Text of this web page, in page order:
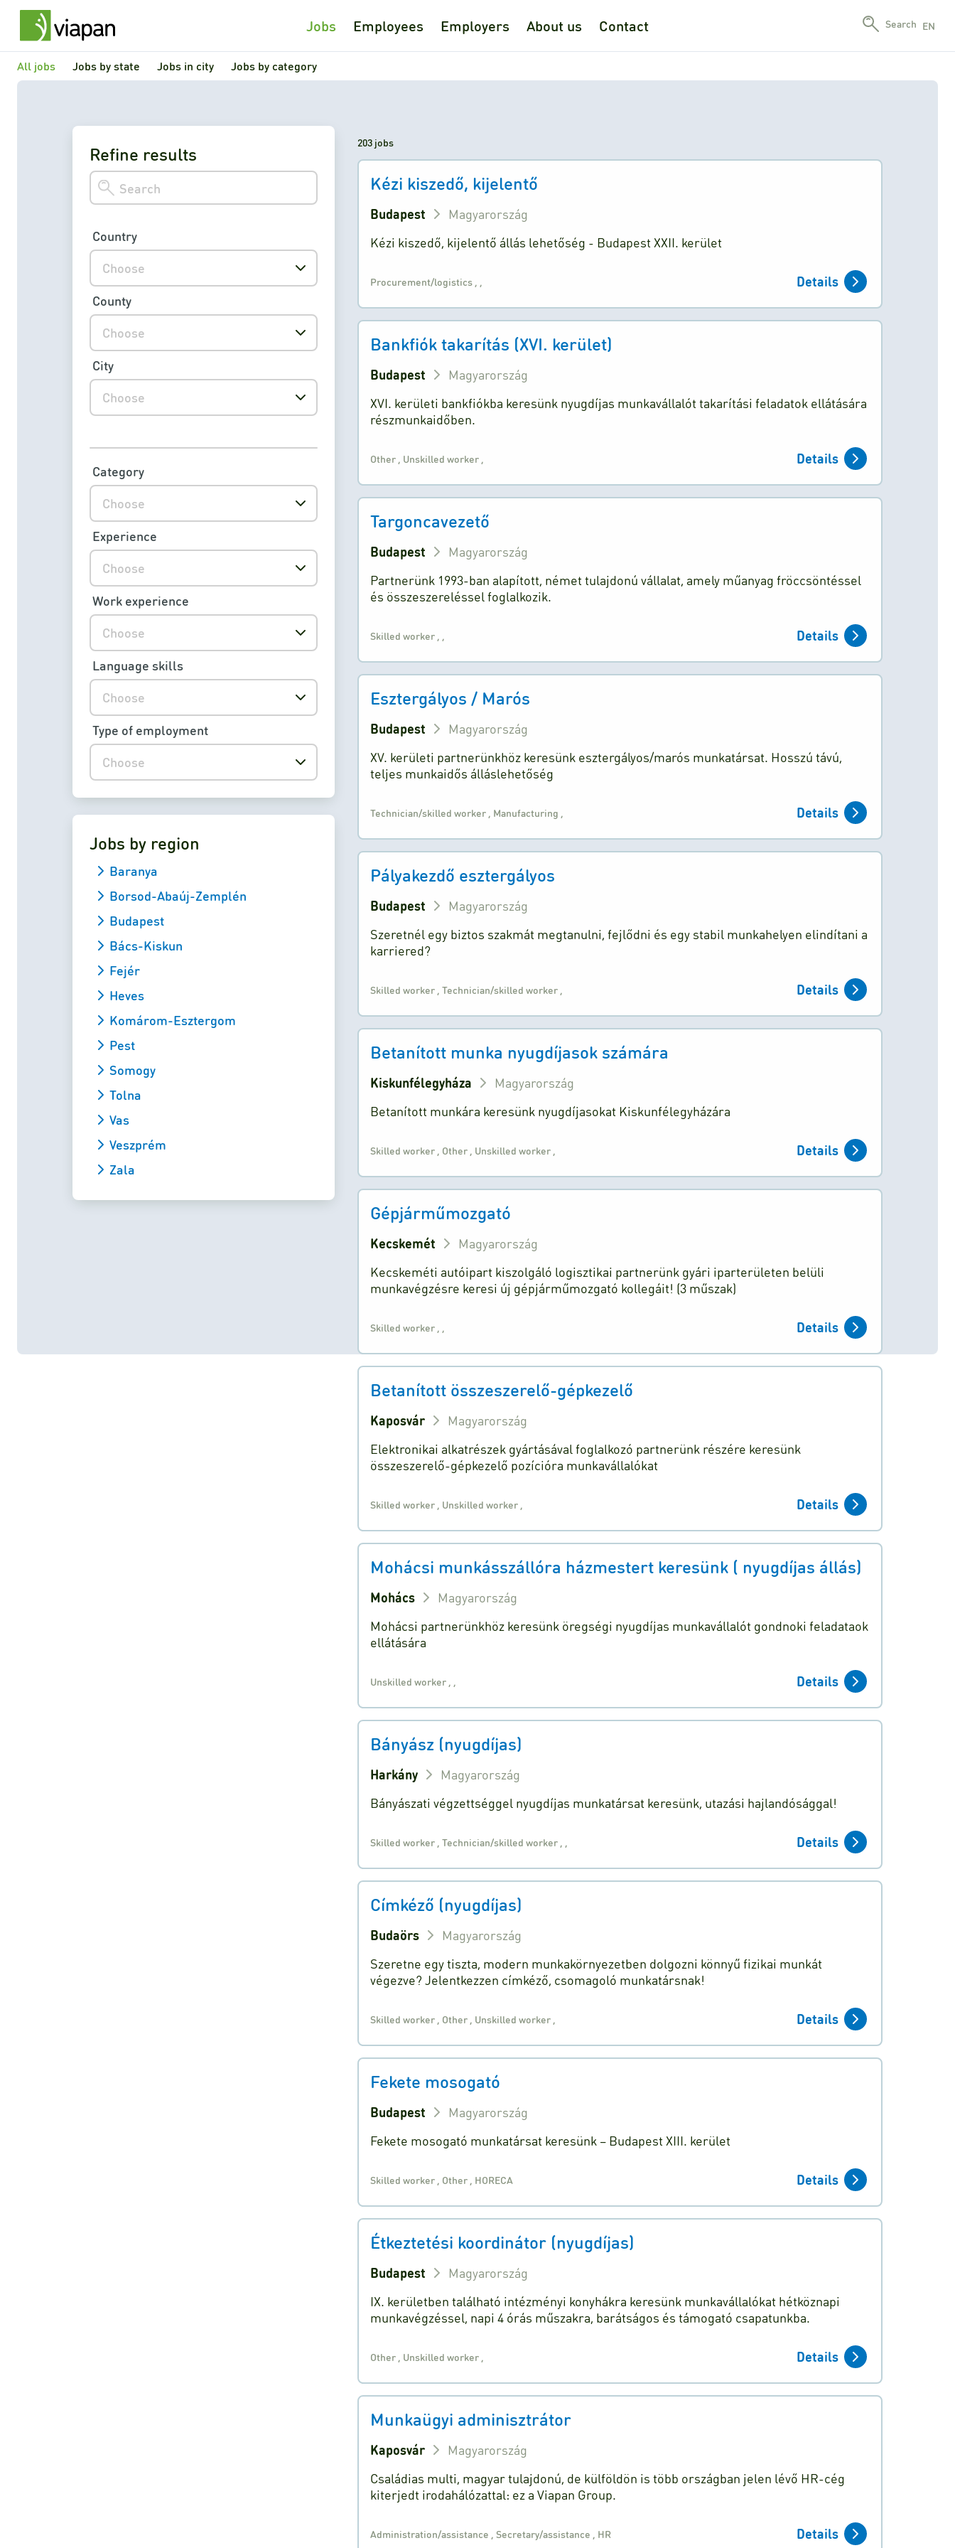
Jobs Employees Employers About us Contact Search EN
All jobs Jobs by state Jobs in city Jobs by category
Refine results
Choose
Country
Choose
County
Choose
City
Choose
Category
Choose
Experience
Choose
Work experience
Choose
Language skills
Choose
Type of employment
Jobs by region
Baranya
Borsod-Abaúj-Zemplén
Budapest
Bács-Kiskun
Fejér
Heves
Komárom-Esztergom
Pest
Somogy
Tolna
Vas
Veszprém
Zala
203 jobs
Kézi kiszedő, kijelentő
Budapest
Magyarország
Kézi kiszedő, kijelentő állás lehetőség - Budapest XXII. kerület
Procurement/logistics Details
Bankfiók takarítás (XVI. kerület)
Budapest
Magyarország
XVI. kerületi bankfiókba keresünk nyugdíjas munkavállalót takarítási feladatok ellátására
részmunkaidőben.
Other Unskilled worker Details
Targoncavezető
Budapest
Magyarország
Partnerünk 1993-ban alapított, német tulajdonú vállalat, amely műanyag fröccsöntéssel
és összeszereléssel foglalkozik.
Skilled worker Details
Esztergályos / Marós
Budapest
Magyarország
XV. kerületi partnerünkhöz keresünk esztergályos/marós munkatársat. Hosszú távú,
teljes munkaidős álláslehetőség
Technician/skilled worker Manufacturing Details
Pályakezdő esztergályos
Budapest
Magyarország
Szeretnél egy biztos szakmát megtanulni, fejlődni és egy stabil munkahelyen elindítani a
karriered?
Skilled worker ,Technician/skilled worker Details
Betanított munka nyugdíjasok számára
Kiskunfélegyháza
Magyarország
Betanított munkára keresünk nyugdíjasokat Kiskunfélegyházára
Skilled worker Other Unskilled worker Details
Gépjárműmozgató
Kecskemét
Magyarország
Kecskeméti autóipart kiszolgáló logisztikai partnerünk gyári iparterületen belüli
munkavégzésre keresi új gépjárműmozgató kollegáit! (3 műszak)
Skilled worker Details
Betanított összeszerelő-gépkezelő
Kaposvár
Magyarország
Elektronikai alkatrészek gyártásával foglalkozó partnerünk részére keresünk
összeszerelő-gépkezelő pozícióra munkavállalókat
Skilled worker Unskilled worker Details
Mohácsi munkásszállóra házmestert keresünk ( nyugdíjas állás)
Mohács
Magyarország
Mohácsi partnerünkhöz keresünk öregségi nyugdíjas munkavállalót gondnoki feladataok
ellátására
Unskilled worker Details
Bányász (nyugdíjas)
Harkány
Magyarország
Bányászati végzettséggel nyugdíjas munkatársat keresünk, utazási hajlandósággal!
Skilled worker ,Technician/skilled worker Details
Címkéző (nyugdíjas)
Budaörs
Magyarország
Szeretne egy tiszta, modern munkakörnyezetben dolgozni könnyű fizikai munkát
végezve? Jelentkezzen címkéző, csomagoló munkatársnak!
Skilled worker Other Unskilled worker Details
Fekete mosogató
Budapest
Magyarország
Fekete mosogató munkatársat keresünk – Budapest XIII. kerület
Skilled worker Other HORECA Details
Étkeztetési koordinátor (nyugdíjas)
Budapest
Magyarország
IX. kerületben található intézményi konyhákra keresünk munkavállalókat hétköznapi
munkavégzéssel, napi 4 órás műszakra, barátságos és támogató csapatunkba.
Other Unskilled worker Details
Munkaügyi adminisztrátor
Kaposvár
Magyarország
Családias multi, magyar tulajdonú, de külföldön is több országban jelen lévő HR-cég
kiterjedt irodahálózattal: ez a Viapan Group.
Administration/assistance Secretary/assistance HR Details